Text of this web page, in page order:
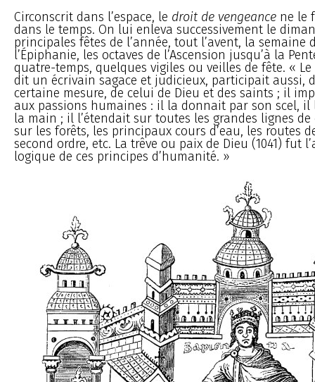
Circonscrit dans l’espace, le droit de vengeance ne le
dans le temps. On lui enleva successivement le
principales fêtes de l’année, tout l’avent, la semaine
l’Épiphanie, les octaves de l’Ascension jusqu’à la
quatre-temps, quelques vigiles ou veilles de fête. «
dit un écrivain sagace et judicieux, participait aussi,
certaine mesure, de celui de Dieu et des saints ; il
aux passions humaines : il la donnait par son scel, il
la main ; il l’étendait sur toutes les grandes lignes
sur les forêts, les principaux cours d’eau, les routes
second ordre, etc. La trêve ou paix de Dieu (1041) fut
logique de ces principes d’humanité. »